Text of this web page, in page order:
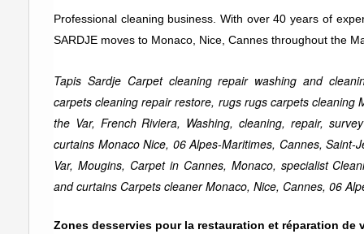
Professional cleaning business. With over 40 years of
SARDJE moves to Monaco, Nice, Cannes throughout the
Tapis Sardje Carpet cleaning repair washing and
carpets cleaning repair restore, rugs rugs carpets cleaning
the Var, French Riviera, Washing, cleaning, repair,
curtains Monaco Nice, 06 Alpes-Maritimes, Cannes,
Var, Mougins, Carpet in Cannes, Monaco, specialist
and curtains Carpets cleaner Monaco, Nice, Cannes, 06
Zones desservies pour la restauration et réparation